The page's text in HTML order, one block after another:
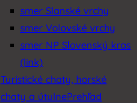
smer Slanské vrchy
smer Volovské vrchy
smer NP Slovenský kras
(link)
Turistické chaty, horské
chaty a útulnePrehľad